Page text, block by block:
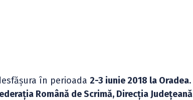
în perioada 2-3 iunie 2018 la Oradea.
Română de Scrimă, Direcția Județeană